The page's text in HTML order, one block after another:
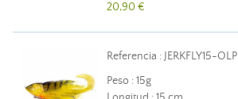
20,90 €
Referencia : JERKFLY15-OLP
Peso : 15g